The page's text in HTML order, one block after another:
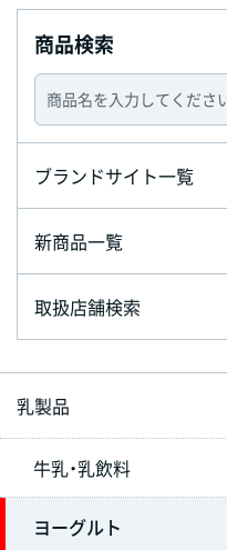
商品検索
ブランドサイト一覧
新商品一覧
取扱店舗検索
乳製品
牛乳・乳飲料
ヨーグルト